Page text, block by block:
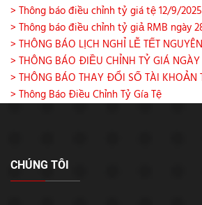
> Thông báo điều chỉnh tỷ giá tệ 12/9/2025
> Thông báo điều chỉnh tỷ giả RMB ngày
> THÔNG BÁO LỊCH NGHỈ LỄ TẾT
> THÔNG BÁO ĐIỀU CHỈNH TỶ GIÁ
> THÔNG BÁO THAY ĐỔI SỐ TÀI KHOẢN
> Thông Báo Điều Chỉnh Tỷ Gía Tệ
CHÚNG TÔI